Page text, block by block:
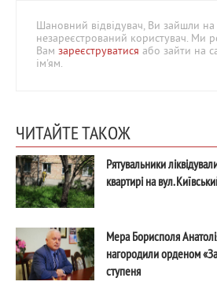
Шановний відвідувач, Ви зайшли на
незареєстрований користувач. Ми
Вам зареєструватися або зайти на
ім'ям.
ЧИТАЙТЕ ТАКОЖ
Рятувальники
квартирі на вул.
Мера Борисполя
нагородили орденом «За
ступеня